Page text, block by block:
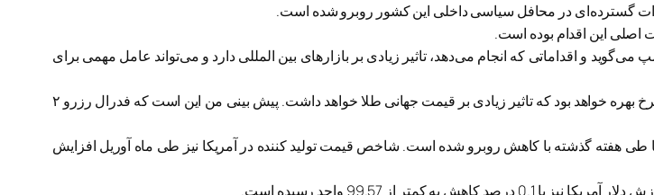
گسترده‌ای در محافل سیاسی داخلی این کشور روبرو شده است.
اصلی این اقدام بوده است.
و اقداماتی که انجام می‌دهد، تاثیر زیادی بر بازارهای بین المللی دارد و می‌تواند عامل مهمی برای
وی در ادامه تصریح کرد:، ولی به نظر من در شش ماه دوم امسال این ارزش دلار آمریکا و نرخ بهره خواهد بود که تاثیر زیادی بر قیمت جهانی طلا خواهد داشت. پیش بینی من این است که فدرال رزرو ۲
طی هفته گذشته با کاهش روبرو شده است. شاخص قیمت تولید کننده در آمریکا نیز طی ماه آوریل افزایش
از 99.57 واحد رسیده است.